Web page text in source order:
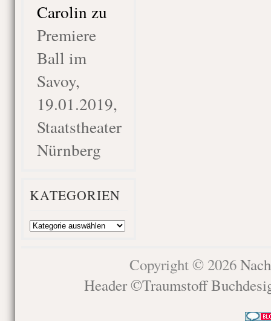
Carolin zu
Premiere
Ball im
Savoy,
19.01.2019,
Staatstheater
Nürnberg
KATEGORIEN
Kategorien
Copyright © 2026
Header ©Traumstoff